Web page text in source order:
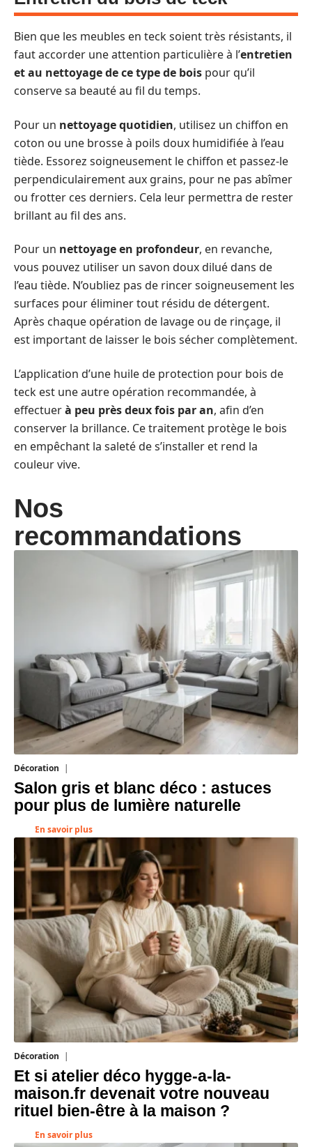
Bien que les meubles en teck soient très résistants, il
faut accorder une attention particulière à l’entretien
et au nettoyagede ce type de bois pour qu’il
conserve sa beauté au fil du temps.
Pour un nettoyage quotidien, utilisez un chiffon en
coton ou une brosse à poils doux humidifiée à l’eau
tiède. Essorez soigneusement le chiffon et passez-le
perpendiculairement aux grains, pour ne pas abîmer
ou frotter ces derniers. Cela leur permettra de rester
brillant au fil des ans.
Pour un nettoyage en profondeur, en revanche,
vous pouvez utiliser un savon doux dilué dans de
l’eau tiède. N’oubliez pas de rincer soigneusement les
surfaces pour éliminer tout résidu de détergent.
Après chaque opération de lavage ou de rinçage, il
est important de laisser le bois sécher complètement.
L’application d’une huile de protection pour bois de
teck est une autre opération recommandée, à
effectuerà peu près deux fois par an, afin d’en
conserver la brillance. Ce traitement protège le bois
en empêchant la saleté de s’installer et rend la
couleur vive.
Nos
recommandations
Décoration
Salon gris et blanc déco : astuces
pour plus de lumière naturelle
En savoir plus
Décoration
Et si atelier déco hygge-a-la-
maison.fr devenait votre nouveau
rituel bien-être à la maison ?
En savoir plus